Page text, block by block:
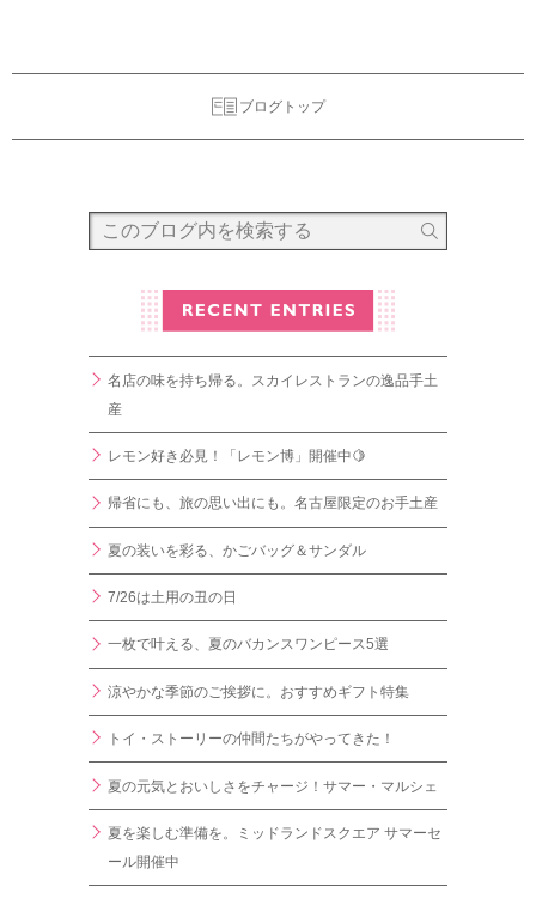
ブログトップ
名店の味を持ち帰る。スカイレストランの逸品手土
産
レモン好き必見！「レモン博」開催中🍋
帰省にも、旅の思い出にも。名古屋限定のお手土産
夏の装いを彩る、かごバッグ＆サンダル
7/26は土用の丑の日
一枚で叶える、夏のバカンスワンピース5選
涼やかな季節のご挨拶に。おすすめギフト特集
トイ・ストーリーの仲間たちがやってきた！
夏の元気とおいしさをチャージ！サマー・マルシェ
夏を楽しむ準備を。ミッドランドスクエア サマーセ
ール開催中